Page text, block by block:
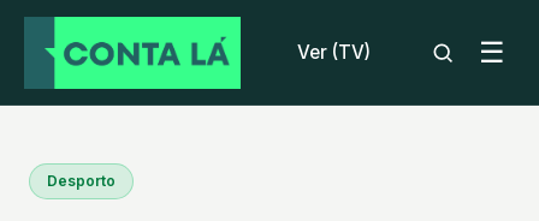
Ver (TV) ☰
Desporto